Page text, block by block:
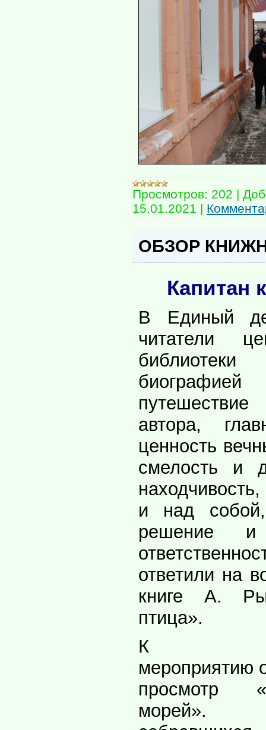
Просмотров: 202 |
15.01.2021 |
ОБЗОР
Капитан
В Единый
читатели
биографией
автора,
ценность
смелость и
и над
решение
ответили на
книге А.
птица».
К
мероприятию
просмотр